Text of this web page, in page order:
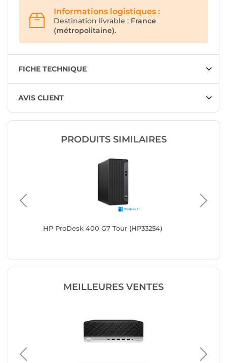
Informations logistiques :
Destination livrable : France
(métropolitaine).
FICHE TECHNIQUE
AVIS CLIENT
PRODUITS SIMILAIRES
HP ProDesk 400 G7 Tour (HP33254)
MEILLEURES VENTES